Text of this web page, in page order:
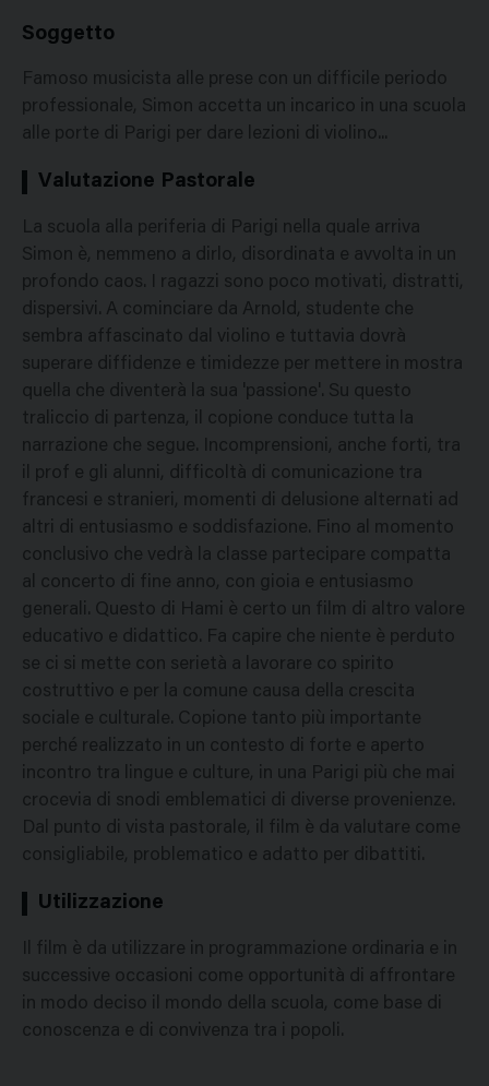
Soggetto
Famoso musicista alle prese con un difficile periodo
professionale, Simon accetta un incarico in una scuola
alle porte di Parigi per dare lezioni di violino...
Valutazione Pastorale
La scuola alla periferia di Parigi nella quale arriva
Simon è, nemmeno a dirlo, disordinata e avvolta in un
profondo caos. I ragazzi sono poco motivati, distratti,
dispersivi. A cominciare da Arnold, studente che
sembra affascinato dal violino e tuttavia dovrà
superare diffidenze e timidezze per mettere in mostra
quella che diventerà la sua 'passione'. Su questo
traliccio di partenza, il copione conduce tutta la
narrazione che segue. Incomprensioni, anche forti, tra
il prof e gli alunni, difficoltà di comunicazione tra
francesi e stranieri, momenti di delusione alternati ad
altri di entusiasmo e soddisfazione. Fino al momento
conclusivo che vedrà la classe partecipare compatta
al concerto di fine anno, con gioia e entusiasmo
generali. Questo di Hami è certo un film di altro valore
educativo e didattico. Fa capire che niente è perduto
se ci si mette con serietà a lavorare co spirito
costruttivo e per la comune causa della crescita
sociale e culturale. Copione tanto più importante
perché realizzato in un contesto di forte e aperto
incontro tra lingue e culture, in una Parigi più che mai
crocevia di snodi emblematici di diverse provenienze.
Dal punto di vista pastorale, il film è da valutare come
consigliabile, problematico e adatto per dibattiti.
Utilizzazione
Il film è da utilizzare in programmazione ordinaria e in
successive occasioni come opportunità di affrontare
in modo deciso il mondo della scuola, come base di
conoscenza e di convivenza tra i popoli.